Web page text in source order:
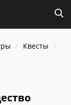
Квесты